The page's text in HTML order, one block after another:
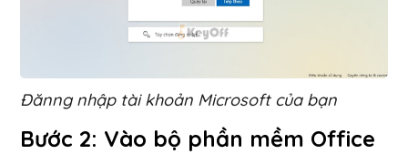
Đănng nhập tài khoản Microsoft của bạn
Bước 2: Vào bộ phần mềm Office